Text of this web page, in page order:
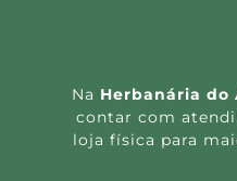
Na Herbanária do
contar com
loja física para